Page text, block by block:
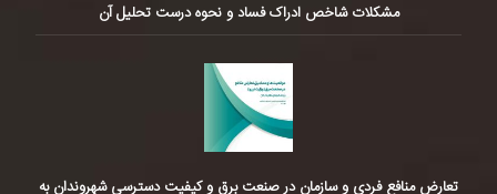
مشکلات شاخص ادراک فساد و نحوه درست تحلیل آن
تعارض منافع فردی و سازمان در صنعت برق و کیفیت دسترسی شهروندان به